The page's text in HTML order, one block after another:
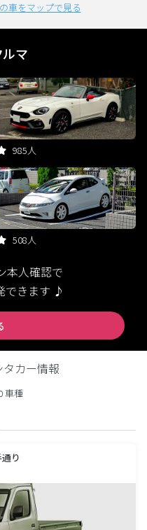
車をマップで見る
マ
985人
508人
本人確認で
できます ♪
カー情報
車種
り